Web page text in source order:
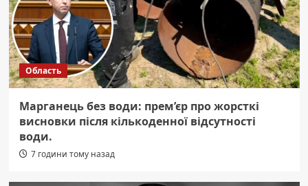
Область
Марганець без води: прем’єр про жорсткі
висновки після кількоденної відсутності
води.
7 години тому назад